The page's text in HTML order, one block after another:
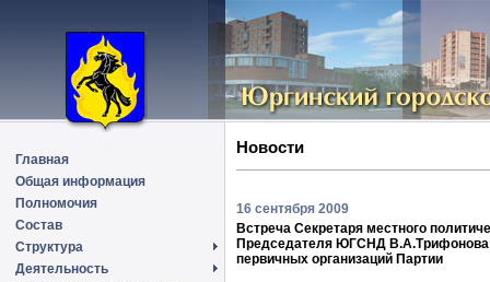
Главная
Общая информация
Полномочия
Состав
Структура
Деятельность
Новости
16 сентября 2009
Встреча Секретаря местного
Председателя ЮГСНД В.А.Трифонова
первичных организаций Партии